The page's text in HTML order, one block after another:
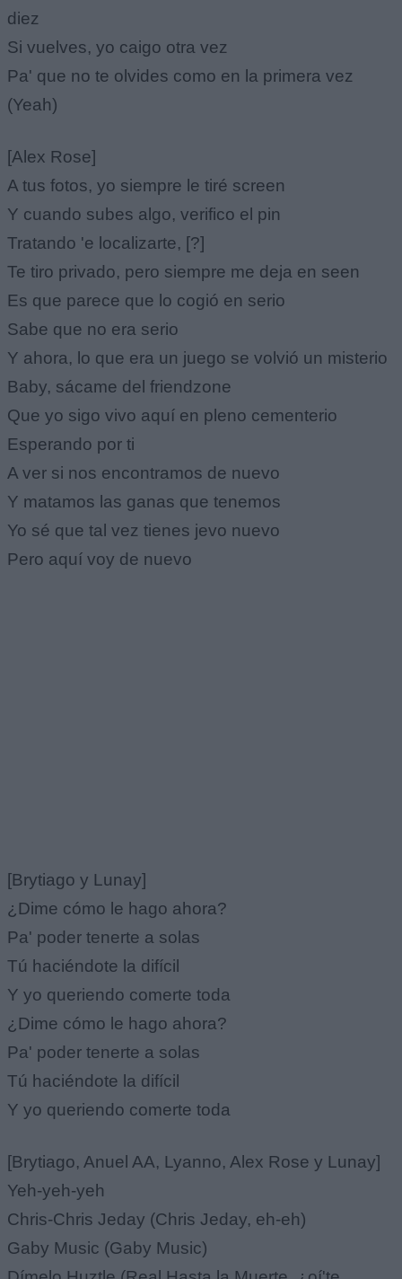
diez
Si vuelves, yo caigo otra vez
Pa' que no te olvides como en la primera vez
(Yeah)
[Alex Rose]
A tus fotos, yo siempre le tiré screen
Y cuando subes algo, verifico el pin
Tratando 'e localizarte, [?]
Te tiro privado, pero siempre me deja en seen
Es que parece que lo cogió en serio
Sabe que no era serio
Y ahora, lo que era un juego se volvió un misterio
Baby, sácame del friendzone
Que yo sigo vivo aquí en pleno cementerio
Esperando por ti
A ver si nos encontramos de nuevo
Y matamos las ganas que tenemos
Yo sé que tal vez tienes jevo nuevo
Pero aquí voy de nuevo
[Brytiago y Lunay]
¿Dime cómo le hago ahora?
Pa' poder tenerte a solas
Tú haciéndote la difícil
Y yo queriendo comerte toda
¿Dime cómo le hago ahora?
Pa' poder tenerte a solas
Tú haciéndote la difícil
Y yo queriendo comerte toda
[Brytiago, Anuel AA, Lyanno, Alex Rose y Lunay]
Yeh-yeh-yeh
Chris-Chris Jeday (Chris Jeday, eh-eh)
Gaby Music (Gaby Music)